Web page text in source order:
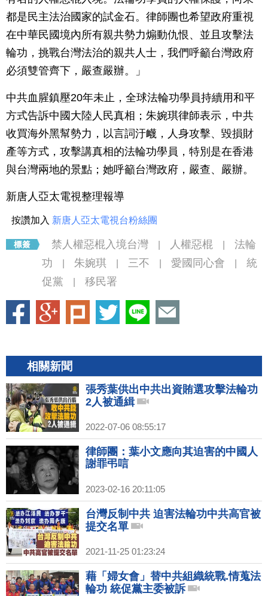
都是民主法治國家的試金石。律師團也希望政府重視
在中華民國境內所有親共勢力煽動仇恨、並且攻擊法
輪功，挑戰台灣法治的親共人士，我們呼籲台灣政府
必須雙管齊下，嚴查嚴辦。」
中共血腥鎮壓20年未止，全球法輪功學員持續用和平
方式告訴中國大陸人民真相；朱婉琪律師表示，中共
收買海外黑幫勢力，以言詞汙衊，人身攻擊、毀損財
產等方式，攻擊講真相的法輪功學員，特別是在香港
與台灣兩地的景點；她呼籲台灣政府，嚴查、嚴辦。
新唐人亞太電視整理報導
按讚加入 新唐人亞太電視台粉絲團
禁人權惡棍入境台灣 人權惡棍
法輪
功
朱婉琪 三不 愛國同心會
統
促黨
移民署
相關新聞
張秀葉供出中共出資賄選攻擊法輪功
2人被通緝
2022-07-06 08:55:17
律師團：葉小文應向其迫害的中國人
謝罪弔唁
2023-02-16 20:11:05
台灣反制中共 迫害法輪功中共高官被
提交名單
2021-11-25 01:23:24
藉「婦女會」替中共組織統戰.情蒐法
輪功 統促黨主委被訴